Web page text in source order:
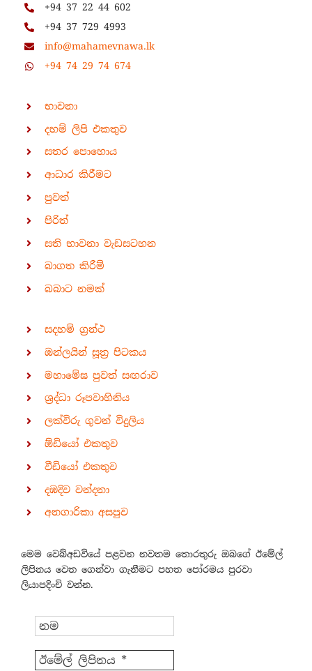
+94 37 22 44 602
+94 37 729 4993
info@mahamevnawa.lk
+94 74 29 74 674
භාවනා
දහම් ලිපි එකතුව
සතර පොහොය
ආධාර කිරීමට
පුවත්
පිරිත්
සති භාවනා වැඩසටහන
බාගත කිරීම්
බබාට නමක්
සදහම් ග්‍රන්ථ
ඔන්ලයින් සූත්‍ර පිටකය
මහාමේඝ පුවත් සඟරාව
ශ්‍රද්ධා රූපවාහිනිය
ලක්විරු ගුවන් විදුලිය
ඕඩියෝ එකතුව
වීඩියෝ එකතුව
දඹදිව වන්දනා
අනගාරිකා අසපුව
මෙම වෙබ්අඩවියේ පළවන නවතම තොරතුරු ඔබගේ ඊමේල්
ලිපිනය වෙත ගෙන්වා ගැනීමට පහත පෝරමය පුරවා
ලියාපදිංචි වන්න.